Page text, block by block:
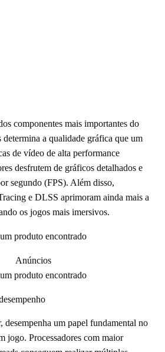
componentes mais importantes do
a qualidade gráfica que um
de vídeo de alta performance
desfrutem de gráficos detalhados e
segundo (FPS). Além disso,
e DLSS aprimoram ainda mais a
os jogos mais imersivos.
produto encontrado
Anúncios
produto encontrado
desempenha um papel fundamental no
jogo. Processadores com maior